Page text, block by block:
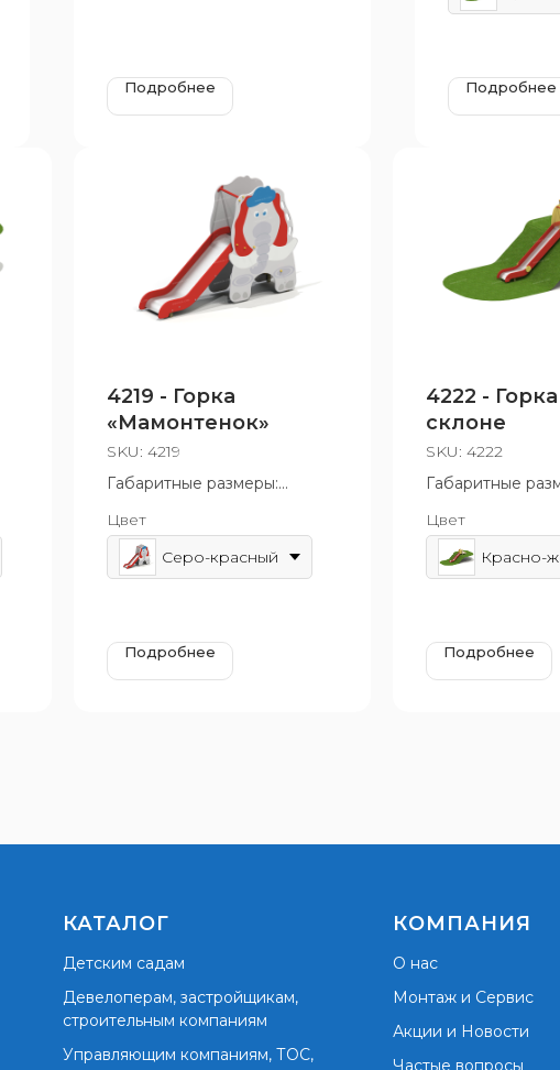
Подробнее Подробнее
4219 - Горка
«Мамонтенок»
SKU: 4219
Габаритные размеры:
Возрастная группа: от 3 до 7
лет
Цвет
Серо-красный
Подробнее
4222 -
склоне
SKU: 4222
Габаритные
Возрастная
12 лет
Цвет
Красно-
Подробнее
КАТАЛОГ
Детским садам
Девелоперам, застройщикам,
строительным компаниям
Управляющим компаниям, ТОС,
КОМПАНИЯ
О нас
Монтаж и Сервис
Акции и Новости
Частые вопросы